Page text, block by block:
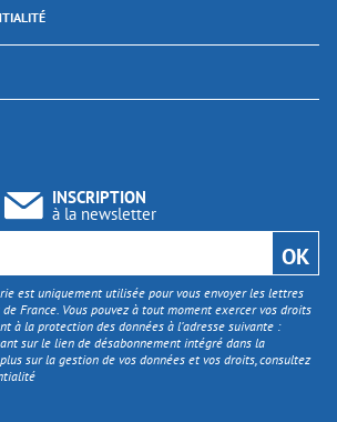
INSCRIPTION
à la newsletter
est uniquement utilisée pour vous envoyer les lettres
de France. Vous pouvez à tout moment exercer vos droits
à la protection des données à l’adresse suivante :
sur le lien de désabonnement intégré dans la
sur la gestion de vos données et vos droits, consultez